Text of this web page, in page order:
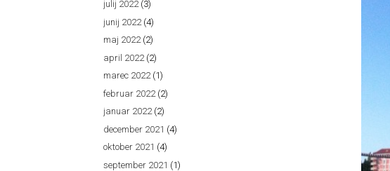
julij 2022(3)
junij 2022 (4)
maj 2022(2)
april 2022 (2)
marec 2022(1)
februar 2022 (2)
januar 2022(2)
december 2021 (4)
oktober 2021 (4)
september 2021 (1)